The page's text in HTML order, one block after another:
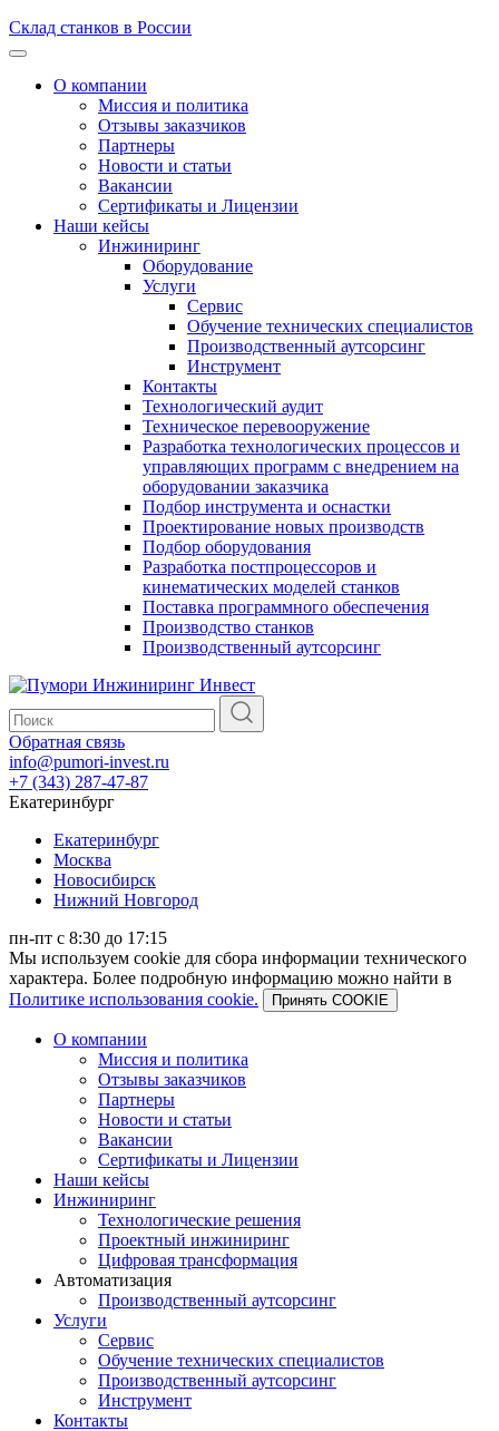
Склад станков в России
О компании
Миссия и политика
Отзывы заказчиков
Партнеры
Новости и статьи
Вакансии
Сертификаты и Лицензии
Наши кейсы
Инжиниринг
Оборудование
Услуги
Сервис
Обучение технических специалистов
Производственный аутсорсинг
Инструмент
Контакты
Технологический аудит
Техническое перевооружение
Разработка технологических процессов и
управляющих программ с внедрением на
оборудовании заказчика
Подбор инструмента и оснастки
Проектирование новых производств
Подбор оборудования
Разработка постпроцессоров и
кинематических моделей станков
Поставка программного обеспечения
Производство станков
Производственный аутсорсинг
Обратная связь
info@pumori-invest.ru
+7 (343) 287-47-87
Екатеринбург
Екатеринбург
Москва
Новосибирск
Нижний Новгород
пн-пт с 8:30 до 17:15
Мы используем cookie для сбора информации технического
характера. Более подробную информацию можно найти в
Политике использования cookie.
Принять COOKIE
О компании
Миссия и политика
Отзывы заказчиков
Партнеры
Новости и статьи
Вакансии
Сертификаты и Лицензии
Наши кейсы
Инжиниринг
Технологические решения
Проектный инжиниринг
Цифровая трансформация
Автоматизация
Производственный аутсорсинг
Услуги
Сервис
Обучение технических специалистов
Производственный аутсорсинг
Инструмент
Контакты